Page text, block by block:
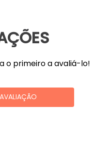
o primeiro a avaliá-lo!